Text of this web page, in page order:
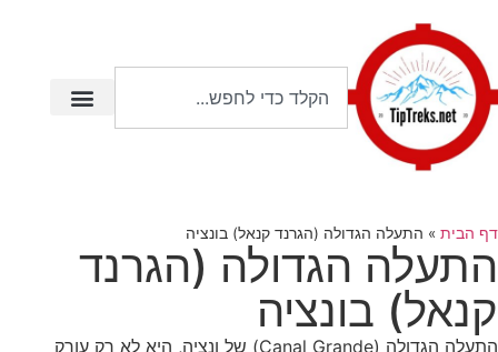
דף הבית » התעלה הגדולה (הגרנד קנאל) בונציה
התעלה הגדולה (הגרנד
קנאל) בונציה
התעלה הגדולה (Canal Grande) של ונציה, היא לא רק עורק